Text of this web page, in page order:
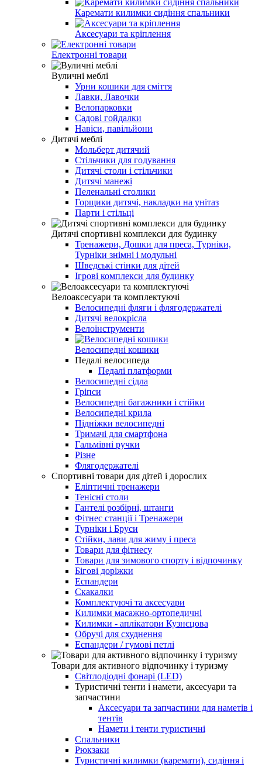
Каремати килимки сидіння спальники
Аксесуари та кріплення
Електронні товари
Вуличні меблі
Урни кошики для сміття
Лавки, Лавочки
Велопарковки
Садові гойдалки
Навіси, павільйони
Дитячі меблі
Мольберт дитячий
Стільчики для годування
Дитячі столи і стільчики
Дитячі манежі
Пеленальні столики
Горщики дитячі, накладки на унітаз
Парти і стільці
Дитячі спортивні комплекси для будинку
Тренажери, Дошки для преса, Турніки,
Турніки знімні і модульні
Шведські стінки для дітей
Ігрові комплекси для будинку
Велоаксесуари та комплектуючі
Велосипедні фляги і флягодержателі
Дитячі велокрісла
Велоінструменти
Велосипедні кошики
Педалі велосипеда
Педалі платформи
Велосипедні сідла
Гріпси
Велосипедні багажники і стійки
Велосипедні крила
Підніжки велосипедні
Тримачі для смартфона
Гальмівні ручки
Різне
Флягодержателі
Спортивні товари для дітей і дорослих
Еліптичні тренажери
Тенісні столи
Гантелі розбірні, штанги
Фітнес станції і Тренажери
Турніки і Бруси
Стійки, лави для жиму і преса
Товари для фітнесу
Товари для зимового спорту і відпочинку
Бігові доріжки
Еспандери
Скакалки
Комплектуючі та аксесуари
Килимки масажно-ортопедичні
Килимки - аплікатори Кузнєцова
Обручі для схуднення
Еспандери / гумові петлі
Товари для активного відпочинку і туризму
Світлодіодні фонарі (LED)
Туристичні тенти і намети, аксесуари та
запчастини
Аксесуари та запчастини для наметів і
тентів
Намети і тенти туристичні
Спальники
Рюкзаки
Туристичні килимки (каремати), сидіння і